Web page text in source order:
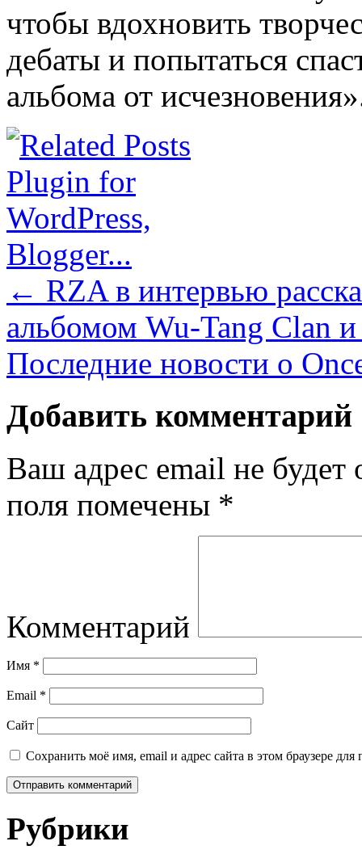
чтобы вдохновить
дебаты и попытаться
альбома от
← RZA в интервью
альбомом Wu-Tang Clan
Последние новости о
Добавить комментарий
Ваш адрес email не будет
поля помечены *
Комментарий
Имя *
Email *
Сайт
Сохранить моё имя, email и адрес сайта в этом браузере
Рубрики